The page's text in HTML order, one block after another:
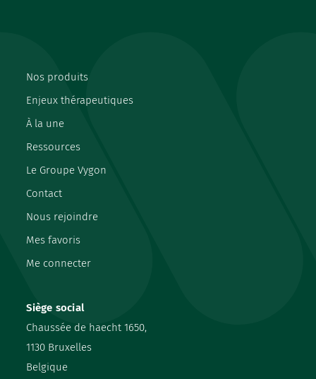
Siège social
Chaussée de haecht 1650,
1130 Bruxelles
Belgique
Nos produits
Enjeux thérapeutiques
À la une
Ressources
Le Groupe Vygon
Contact
Nous rejoindre
Mes favoris
Me connecter